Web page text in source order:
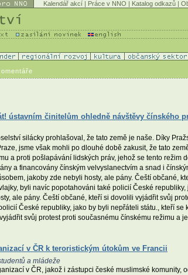
Kalendář akcí | Práce v NNO | Katalog odkazů |
ústavním činitelům ohledně návštěvy čínského
silácky prohlašoval, že tato země je naše. Díky
jsme však mohli po dlouhé době zakusit, že tato
a proti pošlapávání lidských práv, jehož se tento
a financovány čínským velvyslanectvím a snad i
jakoby zde nebyli hosty, ale pány. Čeští občané,
byli navíc popotahováni také policií České
ale pány. Čeští občané, kteří si dovolili vyjádřit svůj
České republiky, jako by byli nepřáteli státu., kteří
svůj protest proti současnému čínskému režimu
v ČR k teroristickým útokům ve Francii
a mládeže
v ČR, jakož i zástupci české muslimské